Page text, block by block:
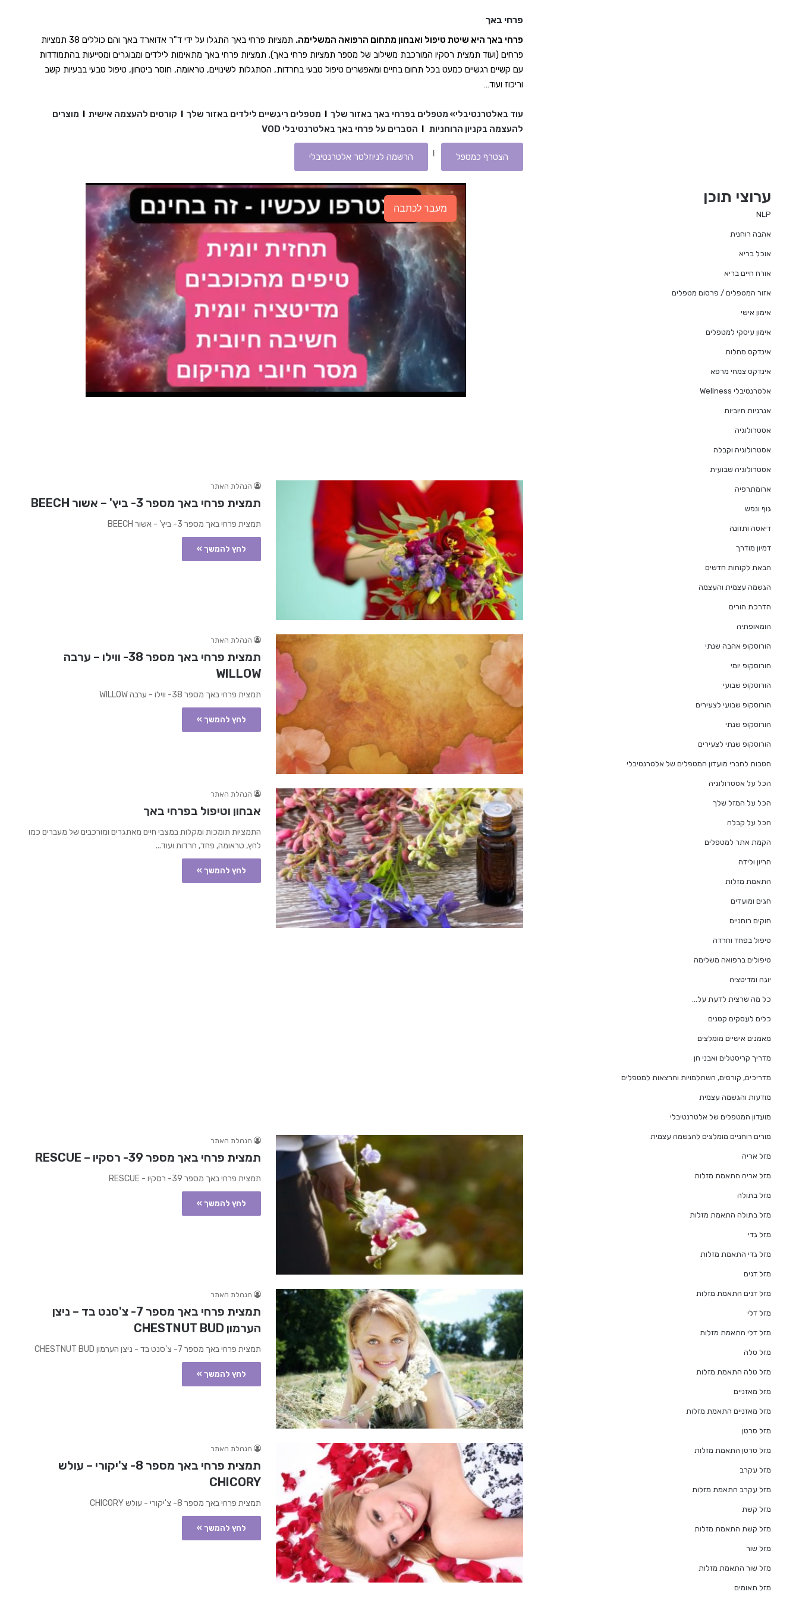
פרחי באך
פרחי באך היא שיטת טיפול ואבחון מתחום הרפואה המשלימה.
תמציות פרחי באך התגלו על ידי ד"ר אדוארד באך והם כוללים 38 תמציות
פרחים (ועוד תמצית רסקיו המורכבת משילוב של מספר תמציות פרחי באך). תמציות פרחי באך מתאימות לילדים ומבוגרים ומסייעות בהתמודדות
עם קשיים רגשיים כמעט בכל תחום בחיים ומאפשרים טיפול טבעי בחרדות, הסתגלות לשינויים, טראומה, חוסר ביטחון, טיפול טבעי בבעיות קשב
וריכוז ועוד…
עוד באלטרנטיבלי» מטפלים בפרחי באך באזור שלך I מטפלים ריגשיים לילדים באזור שלך I קורסים להעצמה אישית I מוצרים
להעצמה בקניון הרוחניות I הסברים על פרחי באך באלטרנטיבלי VOD
הצטרף כמטפל I הרשמה לניוזלטר אלטרנטיבלי
מעבר לכתבה
הנהלת האתר
תמצית פרחי באך מספר 3- ביץ' – אשור BEECH
תמצית פרחי באך מספר 3- ביץ' - אשור BEECH
לחץ להמשך »
הנהלת האתר
תמצית פרחי באך מספר 38- ווילו – ערבה
WILLOW
תמצית פרחי באך מספר 38- ווילו - ערבה WILLOW
לחץ להמשך »
הנהלת האתר
אבחון וטיפול בפרחי באך
התמציות תומכות ומקלות במצבי חיים מאתגרים ומורכבים של מעברים כמו
לחץ, טראומה, פחד, חרדות ועוד...
לחץ להמשך »
הנהלת האתר
תמצית פרחי באך מספר 39- רסקיו – RESCUE
תמצית פרחי באך מספר 39- רסקיו - RESCUE
לחץ להמשך »
הנהלת האתר
תמצית פרחי באך מספר 7- צ'סנט בד – ניצן
הערמון CHESTNUT BUD
תמצית פרחי באך מספר 7- צ'סנט בד - ניצן הערמון CHESTNUT BUD
לחץ להמשך »
הנהלת האתר
תמצית פרחי באך מספר 8- צ'יקורי – עולש
CHICORY
תמצית פרחי באך מספר 8- צ'יקורי - עולש CHICORY
לחץ להמשך »
ערוצי תוכן
NLP
אהבה רוחנית
אוכל בריא
אורח חיים בריא
אזור המטפלים / פרסום מטפלים
אימון אישי
אימון עיסקי למטפלים
אינדקס מחלות
אינדקס צמחי מרפא
אלטרנטיבלי Wellness
אנרגיות חיוביות
אסטרולוגיה
אסטרולוגיה וקבלה
אסטרולוגיה שבועית
ארומתרפיה
גוף ונפש
דיאטה ותזונה
דמיון מודרך
הבאת לקוחות חדשים
הגשמה עצמית והעצמה
הדרכת הורים
הומאופתיה
הורוסקופ אהבה שנתי
הורוסקופ יומי
הורוסקופ שבועי
הורוסקופ שבועי לצעירים
הורוסקופ שנתי
הורוסקופ שנתי לצעירים
הטבות לחברי מועדון המטפלים של אלטרנטיבלי
הכל על אסטרולוגיה
הכל על המזל שלך
הכל על קבלה
הקמת אתר למטפלים
הריון ולידה
התאמת מזלות
חגים ומועדים
חוקים רוחניים
טיפול בפחד וחרדה
טיפולים ברפואה משלימה
יוגה ומדיטציה
כל מה שרצית לדעת על…
כלים לעסקים קטנים
מאמנים אישיים מומלצים
מדריך קריסטלים ואבני חן
מדריכים, קורסים, השתלמויות והרצאות למטפלים
מודעות והגשמה עצמית
מועדון המטפלים של אלטרנטיבלי
מורים רוחניים מומלצים להגשמה עצמית
מזל אריה
מזל אריה התאמת מזלות
מזל בתולה
מזל בתולה התאמת מזלות
מזל גדי
מזל גדי התאמת מזלות
מזל דגים
מזל דגים התאמת מזלות
מזל דלי
מזל דלי התאמת מזלות
מזל טלה
מזל טלה התאמת מזלות
מזל מאזניים
מזל מאזניים התאמת מזלות
מזל סרטן
מזל סרטן התאמת מזלות
מזל עקרב
מזל עקרב התאמת מזלות
מזל קשת
מזל קשת התאמת מזלות
מזל שור
מזל שור התאמת מזלות
מזל תאומים